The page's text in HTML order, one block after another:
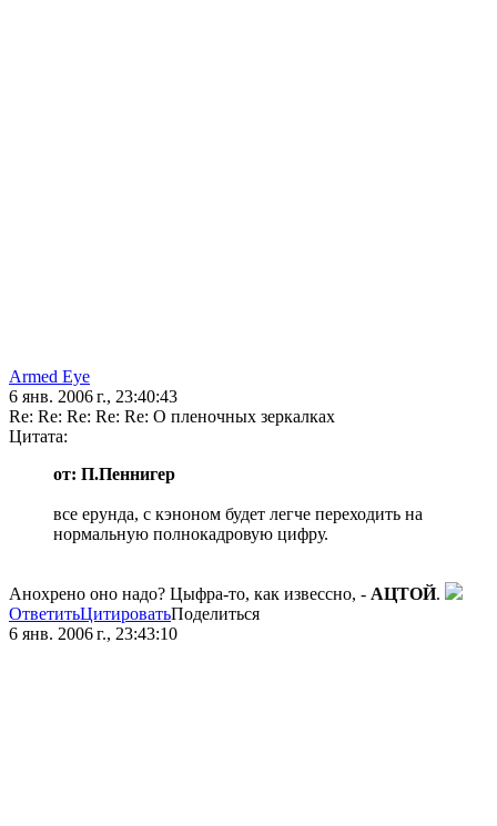
Armed Eye
6 янв. 2006 г., 23:40:43
Re: Re: Re: Re: Re: О пленочных зеркалках
Цитата:
от: П.Пеннигер
все ерунда, с кэноном будет легче переходить на
нормальную полнокадровую цифру.
Анохрено оно надо? Цыфра-то, как извессно, - АЦТОЙ.
ОтветитьЦитироватьПоделиться
6 янв. 2006 г., 23:43:10